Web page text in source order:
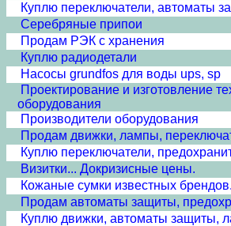
Куплю переключатели, автоматы
Серебряные припои
Продам РЭК с хранения
Куплю радиодетали
Насосы grundfos для воды ups, sp
Проектирование и изготовление
оборудования
Производители оборудования
Продам движки, лампы,
Куплю переключатели,
Визитки... Докризисные цены.
Кожаные сумки известных брендов.
Продам автоматы защиты,
Куплю движки, автоматы защиты,